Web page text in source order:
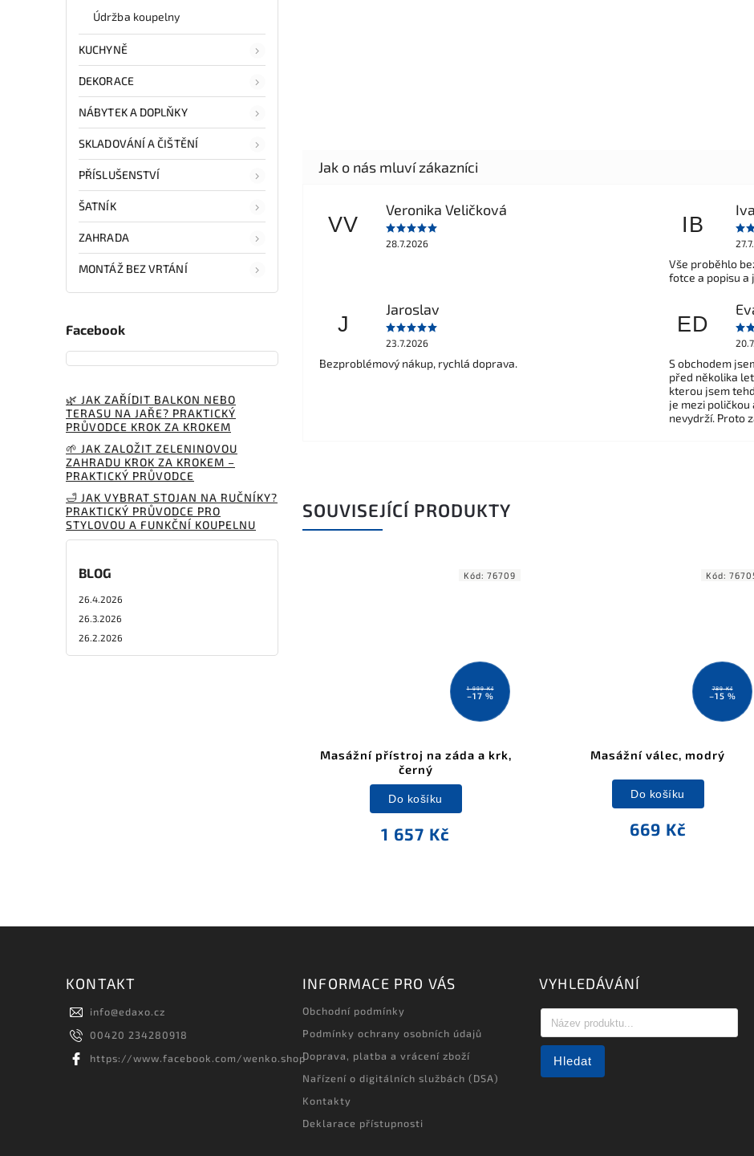
Údržba koupelny
KUCHYNĚ
DEKORACE
NÁBYTEK A DOPLŇKY
SKLADOVÁNÍ A ČIŠTĚNÍ
PŘÍSLUŠENSTVÍ
ŠATNÍK
ZAHRADA
MONTÁŽ BEZ VRTÁNÍ
Facebook
🌿 JAK ZAŘÍDIT BALKON NEBO
TERASU NA JAŘE? PRAKTICKÝ
PRŮVODCE KROK ZA KROKEM
🌱 JAK ZALOŽIT ZELENINOVOU
ZAHRADU KROK ZA KROKEM –
PRAKTICKÝ PRŮVODCE
🛁 JAK VYBRAT STOJAN NA RUČNÍKY?
PRAKTICKÝ PRŮVODCE PRO
STYLOVOU A FUNKČNÍ KOUPELNU
BLOG
26.4.2026
26.3.2026
26.2.2026
VV
Veronika Veličková
28.7.2026
IB
Vše proběhlo
fotce a popisu a
J
Jaroslav
23.7.2026
Bezproblémový nákup, rychlá doprava.
ED
S obchodem
před několika
kterou jsem
je mezi poličkou
nevydrží. Proto
SOUVISEJÍCÍ PRODUKTY
1 999 Kč
–17 %
Masážní přístroj na záda a krk,
černý
1 657 Kč
Do košíku
Kód: 76709
789 Kč
–15 %
Masážní válec, modrý
669 Kč
Do košíku
Kód:
KONTAKT
info@edaxo.cz
00420 234280918
https://www.facebook.com/wenko.shop
INFORMACE PRO VÁS
Obchodní podmínky
Podmínky ochrany osobních údajů
Doprava, platba a vrácení zboží
Nařízení o digitálních službách (DSA)
Kontakty
Deklarace přístupnosti
VYHLEDÁVÁNÍ
Hledat